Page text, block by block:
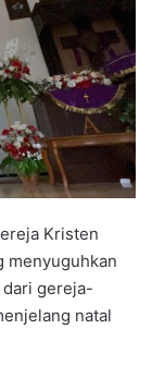
Kristen
menyuguhkan
dari gereja-
natal